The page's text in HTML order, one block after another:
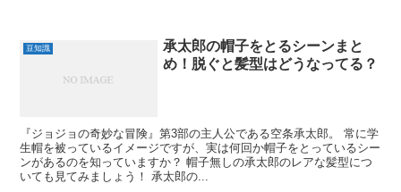
豆知識
承太郎の帽子をとるシーンまと
め！脱ぐと髪型はどうなってる？
『ジョジョの奇妙な冒険』第3部の主人公である空条承太郎。 常に学
生帽を被っているイメージですが、実は何回か帽子をとっているシー
ンがあるのを知っていますか？ 帽子無しの承太郎のレアな髪型につ
いても見てみましょう！ 承太郎の...